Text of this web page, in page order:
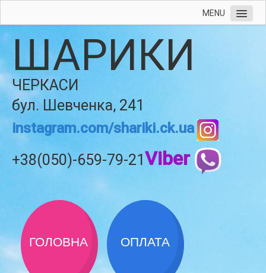
MENU
ШАРИКИ
ЧЕРКАСИ
бул. Шевченка, 241
instagram.com/shariki.ck.ua
+38(050)-659-79-21Viber
ГОЛОВНА ОПЛАТА